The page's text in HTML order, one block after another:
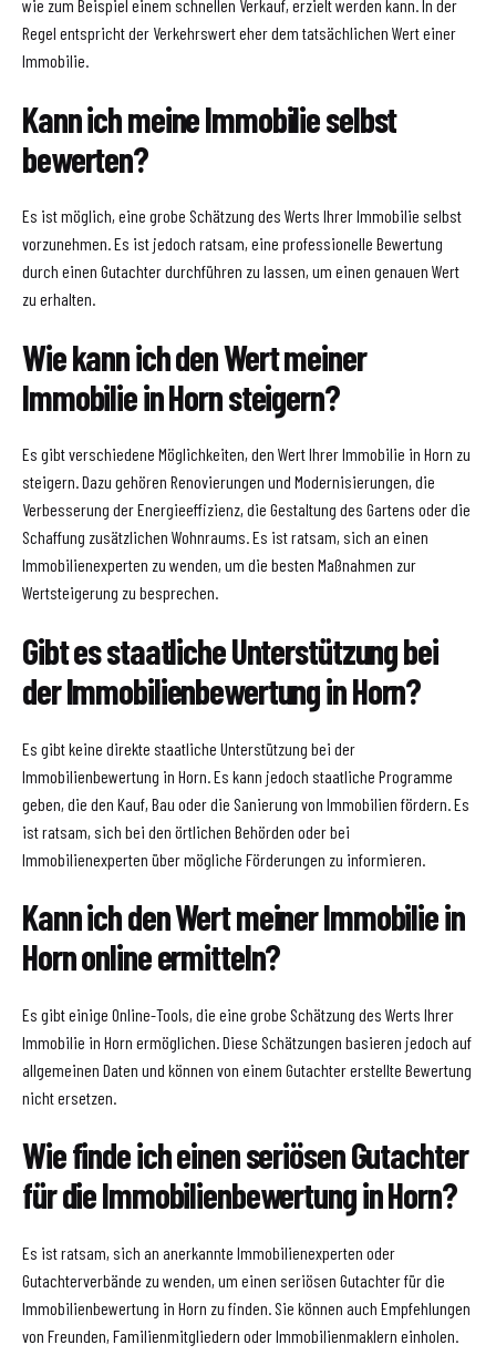
wie zum Beispiel einem schnellen Verkauf, erzielt werden kann. In der
Regel entspricht der Verkehrswert eher dem tatsächlichen Wert einer
Immobilie.
Kann ich meine Immobilie selbst
bewerten?
Es ist möglich, eine grobe Schätzung des Werts Ihrer Immobilie selbst
vorzunehmen. Es ist jedoch ratsam, eine professionelle Bewertung
durch einen Gutachter durchführen zu lassen, um einen genauen Wert
zu erhalten.
Wie kann ich den Wert meiner
Immobilie in Horn steigern?
Es gibt verschiedene Möglichkeiten, den Wert Ihrer Immobilie in Horn zu
steigern. Dazu gehören Renovierungen und Modernisierungen, die
Verbesserung der Energieeffizienz, die Gestaltung des Gartens oder die
Schaffung zusätzlichen Wohnraums. Es ist ratsam, sich an einen
Immobilienexperten zu wenden, um die besten Maßnahmen zur
Wertsteigerung zu besprechen.
Gibt es staatliche Unterstützung bei
der Immobilienbewertung in Horn?
Es gibt keine direkte staatliche Unterstützung bei der
Immobilienbewertung in Horn. Es kann jedoch staatliche Programme
geben, die den Kauf, Bau oder die Sanierung von Immobilien fördern. Es
ist ratsam, sich bei den örtlichen Behörden oder bei
Immobilienexperten über mögliche Förderungen zu informieren.
Kann ich den Wert meiner Immobilie in
Horn online ermitteln?
Es gibt einige Online-Tools, die eine grobe Schätzung des Werts Ihrer
Immobilie in Horn ermöglichen. Diese Schätzungen basieren jedoch auf
allgemeinen Daten und können von einem Gutachter erstellte Bewertung
nicht ersetzen.
Wie finde ich einen seriösen Gutachter
für die Immobilienbewertung in Horn?
Es ist ratsam, sich an anerkannte Immobilienexperten oder
Gutachterverbände zu wenden, um einen seriösen Gutachter für die
Immobilienbewertung in Horn zu finden. Sie können auch Empfehlungen
von Freunden, Familienmitgliedern oder Immobilienmaklern einholen.